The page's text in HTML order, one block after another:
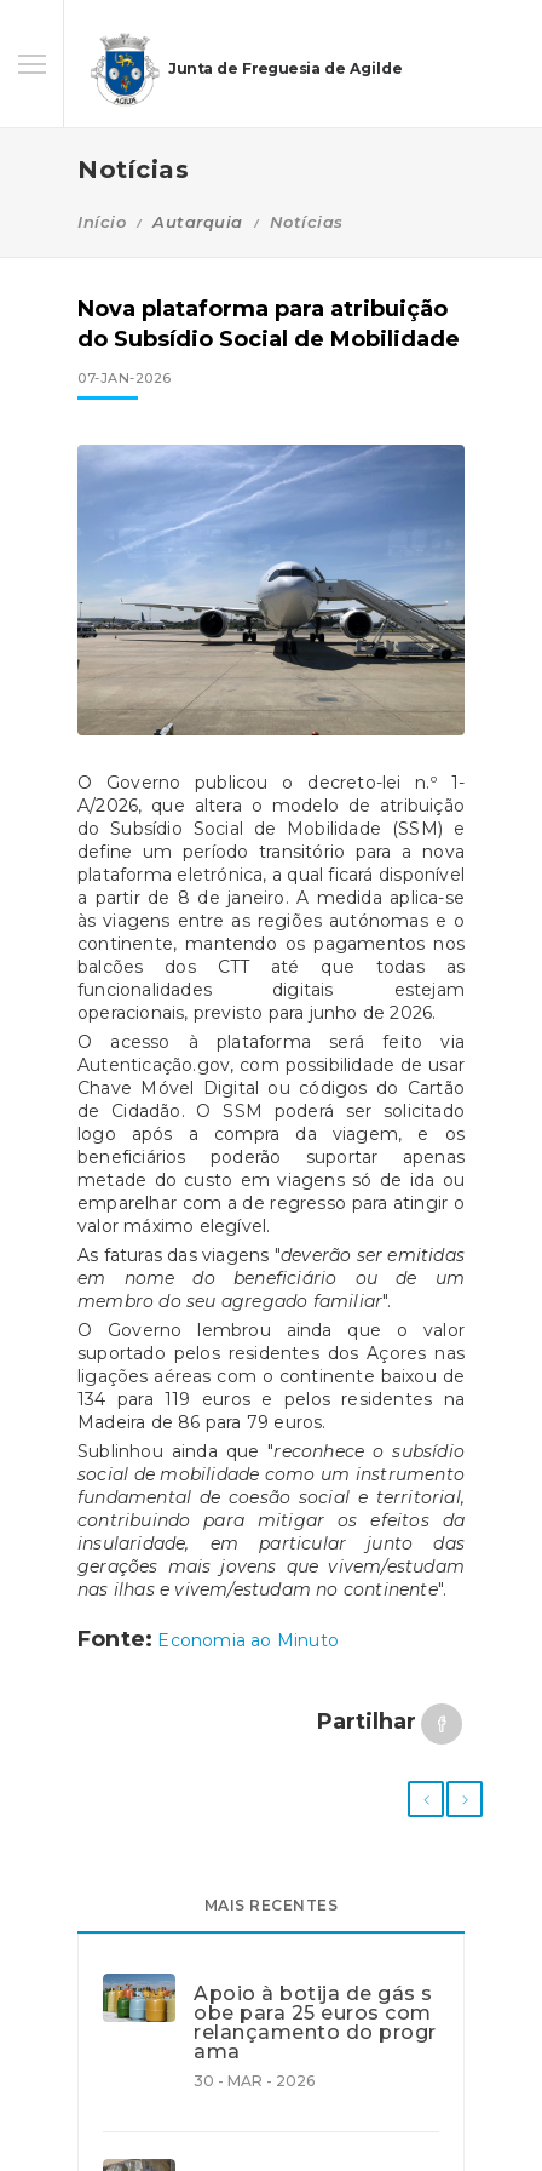
Junta de Freguesia de Agilde
Notícias
Início Autarquia Notícias
Nova plataforma para atribuição
do Subsídio Social de Mobilidade
07-JAN-2026
O Governo publicou o decreto-lei n.º 1-
A/2026, que altera o modelo de atribuição
do Subsídio Social de Mobilidade (SSM) e
define um período transitório para a nova
plataforma eletrónica, a qual ficará disponível
a partir de 8 de janeiro. A medida aplica-se
às viagens entre as regiões autónomas e o
continente, mantendo os pagamentos nos
balcões dos CTT até que todas as
funcionalidades digitais estejam
operacionais, previsto para junho de 2026.
O acesso à plataforma será feito via
Autenticação.gov, com possibilidade de usar
Chave Móvel Digital ou códigos do Cartão
de Cidadão. O SSM poderá ser solicitado
logo após a compra da viagem, e os
beneficiários poderão suportar apenas
metade do custo em viagens só de ida ou
emparelhar com a de regresso para atingir o
valor máximo elegível.
As faturas das viagens "deverão ser emitidas
em nome do beneficiário ou de um
membro do seu agregado familiar".
O Governo lembrou ainda que o valor
suportado pelos residentes dos Açores nas
ligações aéreas com o continente baixou de
134 para 119 euros e pelos residentes na
Madeira de 86 para 79 euros.
Sublinhou ainda que "reconhece o subsídio
social de mobilidade como um instrumento
fundamental de coesão social e territorial,
contribuindo para mitigar os efeitos da
insularidade, em particular junto das
gerações mais jovens que vivem/estudam
nas ilhas e vivem/estudam no continente".
Fonte: Economia ao Minuto
Partilhar
MAIS RECENTES
Apoio à botija de gás s
obe para 25 euros com
relançamento do progr
ama
30 - MAR - 2026